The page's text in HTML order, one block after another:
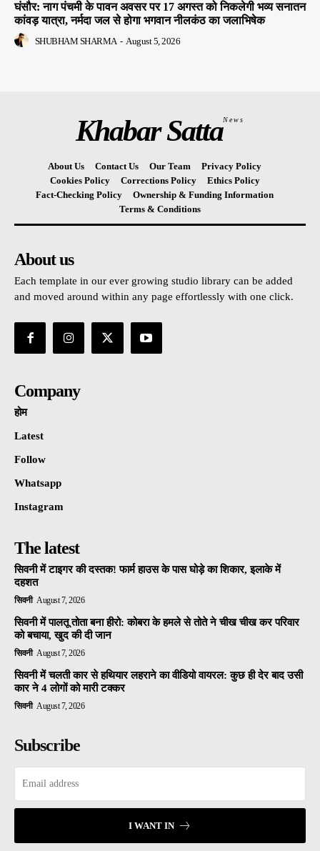
घंसौर: नाग पंचमी के पावन अवसर पर 17 अगस्त को निकलेगी भव्य सनातन
कांवड़ यात्रा, नर्मदा जल से होगा भगवान नीलकंठ का जलाभिषेक
SHUBHAM SHARMA - August 5, 2026
Khabar SattaNews
About Us Contact Us Our Team
Privacy Policy
Cookies Policy
Corrections Policy
Ethics Policy
Fact-Checking Policy
Ownership & Funding Information
Terms & Conditions
About us
Each template in our ever growing studio library can be added
and moved around within any page effortlessly with one click.
Company
होम
Latest
Follow
Whatsapp
Instagram
The latest
सिवनी में टाइगर की दस्तक! फार्म हाउस के पास घोड़े का शिकार, इलाके में
दहशत
सिवनी August 7, 2026
सिवनी में पालतू तोता बना हीरो: कोबरा के हमले से तोते ने चीख चीख कर परिवार
को बचाया, खुद की दी जान
सिवनी August 7, 2026
सिवनी में चलती कार से हथियार लहराने का वीडियो वायरल: कुछ ही देर बाद उसी
कार ने 4 लोगों को मारी टक्कर
सिवनी August 7, 2026
Subscribe
I WANT IN